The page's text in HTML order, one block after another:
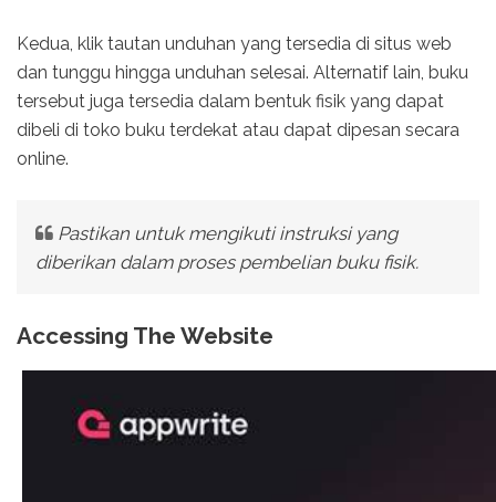
Kedua, klik tautan unduhan yang tersedia di situs web
dan tunggu hingga unduhan selesai. Alternatif lain, buku
tersebut juga tersedia dalam bentuk fisik yang dapat
dibeli di toko buku terdekat atau dapat dipesan secara
online.
Pastikan untuk mengikuti instruksi yang
diberikan dalam proses pembelian buku fisik.
Accessing The Website